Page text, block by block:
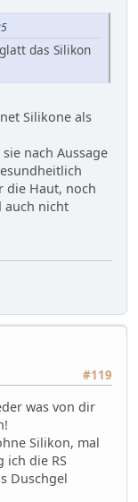
das Silikon
Silikone als
nach Aussage
die Haut, noch
auch nicht
#119
was von dir
Silikon, mal
ich die RS
Duschgel